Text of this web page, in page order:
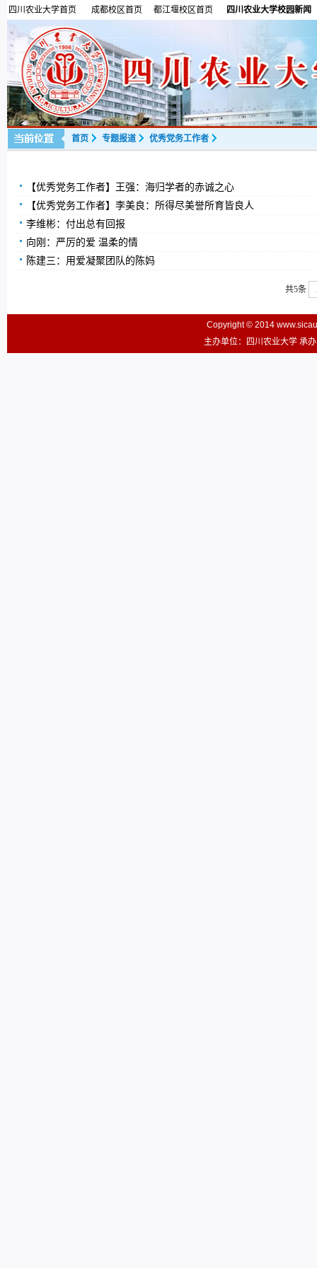
四川农业大学首页 成都校区首页 都江堰校区首页 四川农业大学校园新闻
首页 专题报道 优秀党务工作者
【优秀党务工作者】王强：海归学者的赤诚之心
【优秀党务工作者】李美良：所得尽美誉所育皆良人
李维彬：付出总有回报
向刚：严厉的爱 温柔的情
陈建三：用爱凝聚团队的陈妈
共5条
Copyright © 2014
主办单位：四川农业大学 承